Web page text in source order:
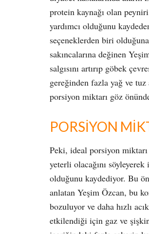
protein kaynağı olan
yardımcı olduğunu
seçeneklerden biri
sakıncalarına değinen
salgısını artırıp göbek
gereğinden fazla yağ ve
porsiyon miktarı göz
PORSİYON
Peki, ideal porsiyon
yeterli olacağını
olduğunu kaydediyor. Bu
anlatan Yeşim Özcan, bu
bozuluyor ve daha hızlı
etkilendiği için gaz ve